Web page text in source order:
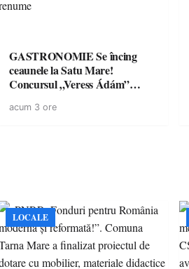
GASTRONOMIE Se încing
ceaunele la Satu Mare!
Concursul „Veress Ádám”
spectaculoase, premii și un jurat
acum 3 ore
LOCALE